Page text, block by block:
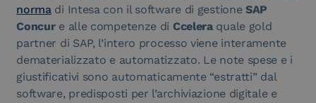
normadi Intesa con il software di gestioneSAP
Concure alle competenze di Cceleraquale gold
partner di SAP, l’intero processo viene interamente
dematerializzato e automatizzato. Le note spese e i
giustificativi sono automaticamente “estratti” dal
software, predisposti per l’archiviazione digitale e